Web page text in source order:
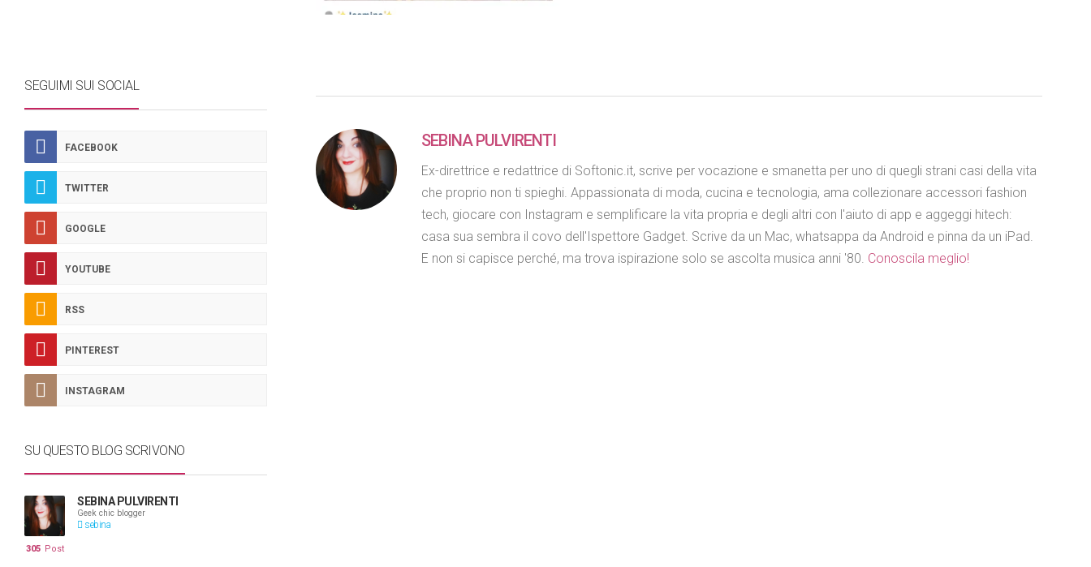
SEBINA PULVIRENTI
Ex-direttrice e redattrice di Softonic.it, scrive per vocazione e smanetta per uno di quegli strani casi della vita
che proprio non ti spieghi. Appassionata di moda, cucina e tecnologia, ama collezionare accessori fashion
tech, giocare con Instagram e semplificare la vita propria e degli altri con l'aiuto di app e aggeggi hitech:
casa sua sembra il covo dell'Ispettore Gadget. Scrive da un Mac, whatsappa da Android e pinna da un iPad.
E non si capisce perché, ma trova ispirazione solo se ascolta musica anni '80. Conoscila meglio!
SEGUIMI SUI SOCIAL
FACEBOOK
TWITTER
GOOGLE
YOUTUBE
RSS
PINTEREST
INSTAGRAM
SU QUESTO BLOG SCRIVONO
SEBINA PULVIRENTI
Geek chic blogger
sebina
305 Post